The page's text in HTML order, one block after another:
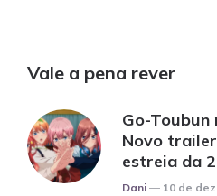
Vale a pena rever
Go-Toubun
Novo
estreia da
Posted
Dani 10 de